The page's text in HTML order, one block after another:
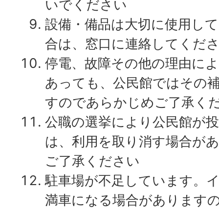
いでください
設備・備品は大切に使用し
合は、窓口に連絡してくだ
停電、故障その他の理由に
あっても、公民館ではその
すのであらかじめご了承く
公職の選挙により公民館が
は、利用を取り消す場合が
ご了承ください
駐車場が不足しています。
満車になる場合があります